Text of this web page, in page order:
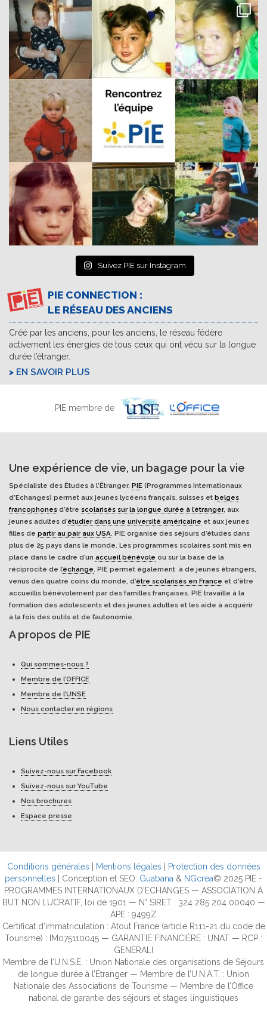
Suivez PIE sur Instagram
PIE CONNECTION :
LE RÉSEAU DES ANCIENS
Créé par les anciens, pour les anciens, le réseau fédère
activement les énergies de tous ceux qui ont vécu sur la longue
durée l’étranger.
EN SAVOIR PLUS
PIE membre de
Une expérience de vie, un bagage pour la vie
Spécialiste des Études à l'Étranger, PIE (Programmes Internationaux
d’Echanges) permet aux jeunes lycéens français, suisses et belges
francophones d’être scolarisés sur la longue durée à l’étranger, aux
jeunes adultes d’étudier dans une université américaine et aux jeunes
filles de partir au pair aux USA. PIE organise des séjours d’études dans
plus de 25 pays dans le monde. Les programmes scolaires sont mis en
place dans le cadre d’un accueil bénévole ou sur la base de la
réciprocité de l’échange. PIE permet également à de jeunes étrangers,
venus des quatre coins du monde, d’être scolarisés en France et d’être
accueillis bénévolement par des familles françaises. PIE travaille à la
formation des adolescents et des jeunes adultes et les aide à acquérir
à la fois des outils et de l’autonomie.
A propos de PIE
Qui sommes-nous ?
Membre de l’OFFICE
Membre de l’UNSE
Nous contacter en régions
Liens Utiles
Suivez-nous sur Facebook
Suivez-nous sur YouTube
Nos brochures
Espace presse
Conditions générales Mentions légales
Protection des données
personnelles | Conception et SEO: Guabana & NGcrea© 2025 PIE -
PROGRAMMES INTERNATIONAUX D'ECHANGES — ASSOCIATION À
BUT NON LUCRATIF, loi de 1901 — N° SIRET : 324 285 204 00040 —
APE : 9499Z
Certificat d’immatriculation : Atout France (article R111-21 du code de
Tourisme) : IM075110045 — GARANTIE FINANCIÈRE : UNAT — RCP :
GENERALI
Membre de l’U.N.S.E. : Union Nationale des organisations de Séjours
de longue durée à l’Étranger — Membre de l’U.N.A.T. : Union
Nationale des Associations de Tourisme — Membre de l’Office
national de garantie des séjours et stages linguistiques